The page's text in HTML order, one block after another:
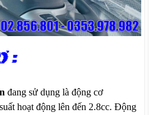
đang sử dụng là động cơ
hoạt động lên đến 2.8cc. Động